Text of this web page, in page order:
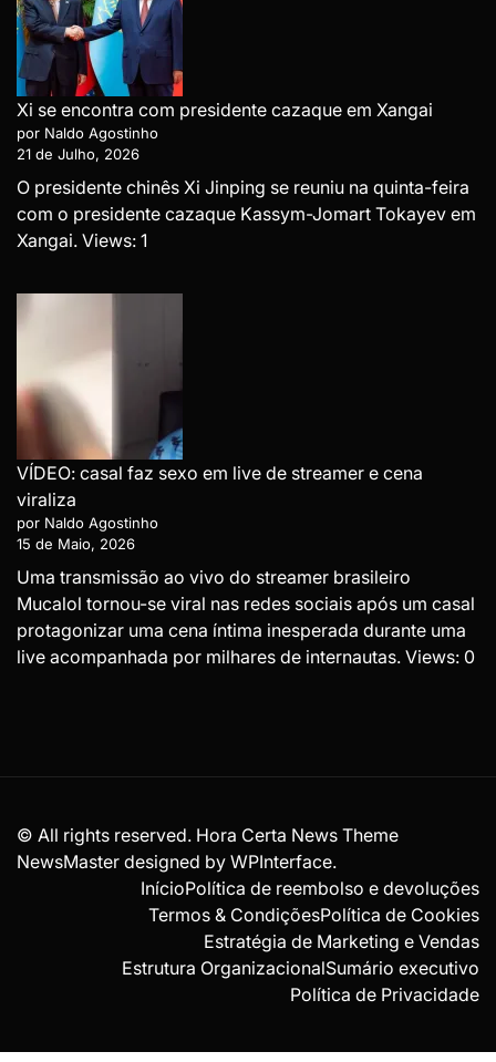
Xi se encontra com presidente cazaque em Xangai
por Naldo Agostinho
21 de Julho, 2026
O presidente chinês Xi Jinping se reuniu na quinta-feira
com o presidente cazaque Kassym-Jomart Tokayev em
Xangai. Views: 1
VÍDEO: casal faz sexo em live de streamer e cena
viraliza
por Naldo Agostinho
15 de Maio, 2026
Uma transmissão ao vivo do streamer brasileiro
Mucalol tornou-se viral nas redes sociais após um casal
protagonizar uma cena íntima inesperada durante uma
live acompanhada por milhares de internautas. Views: 0
© All rights reserved. Hora Certa News Theme
NewsMaster designed by WPInterface.
InícioPolítica de reembolso e devoluções
Termos & CondiçõesPolítica de Cookies
Estratégia de Marketing e Vendas
Estrutura OrganizacionalSumário executivo
Política de Privacidade